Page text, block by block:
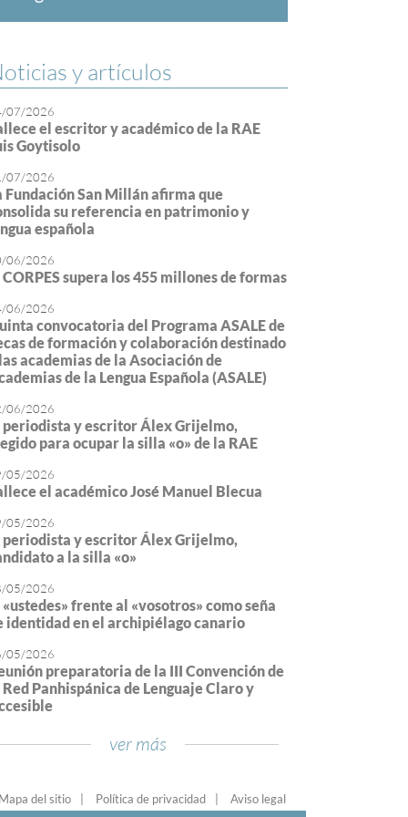
y artículos
07/2026
el escritor y académico de la RAE
Goytisolo
07/2026
Fundación San Millán afirma que
su referencia en patrimonio y
española
06/2026
CORPES supera los 455 millones de formas
06/2026
convocatoria del Programa ASALE de
de formación y colaboración destinado
academias de la Asociación de
de la Lengua Española (ASALE)
06/2026
periodista y escritor Álex Grijelmo,
para ocupar la silla «o» de la RAE
05/2026
el académico José Manuel Blecua
05/2026
periodista y escritor Álex Grijelmo,
a la silla «o»
05/2026
«ustedes» frente al «vosotros» como seña
identidad en el archipiélago canario
05/2026
preparatoria de la III Convención de
Red Panhispánica de Lenguaje Claro y
ver más
Mapa del sitio Política de privacidad Aviso legal